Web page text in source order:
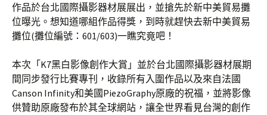
作品於台北國際攝影器材展展出，並搶先於新中美貿易攤
位曝光。想知道哪組作品得獎，到時就趕快去新中美貿易
攤位(攤位編號：601/603)一瞧究竟吧！
本次「K7黑白影像創作大賞」並於台北國際攝影器材展期
間同步發行比賽專刊，收錄所有入圍作品以及來自法國
Canson Infinity和美國PiezoGraphy原廠的祝福，並將影像
供贊助原廠發布於其全球網站，讓全世界看見台灣的創作